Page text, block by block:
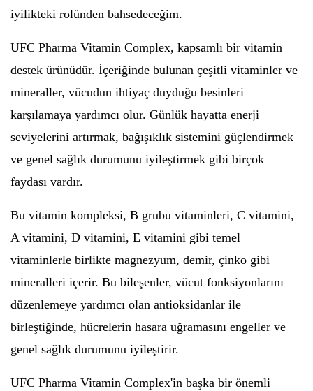
iyilikteki rolünden bahsedeceğim.
UFC Pharma Vitamin Complex, kapsamlı bir vitamin
destek ürünüdür. İçeriğinde bulunan çeşitli vitaminler ve
mineraller, vücudun ihtiyaç duyduğu besinleri
karşılamaya yardımcı olur. Günlük hayatta enerji
seviyelerini artırmak, bağışıklık sistemini güçlendirmek
ve genel sağlık durumunu iyileştirmek gibi birçok
faydası vardır.
Bu vitamin kompleksi, B grubu vitaminleri, C vitamini,
A vitamini, D vitamini, E vitamini gibi temel
vitaminlerle birlikte magnezyum, demir, çinko gibi
mineralleri içerir. Bu bileşenler, vücut fonksiyonlarını
düzenlemeye yardımcı olan antioksidanlar ile
birleştiğinde, hücrelerin hasara uğramasını engeller ve
genel sağlık durumunu iyileştirir.
UFC Pharma Vitamin Complex'in başka bir önemli